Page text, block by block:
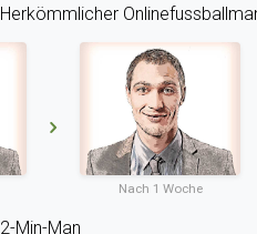
Herkömmlicher
Nach 1 Woche
2-Min-Man